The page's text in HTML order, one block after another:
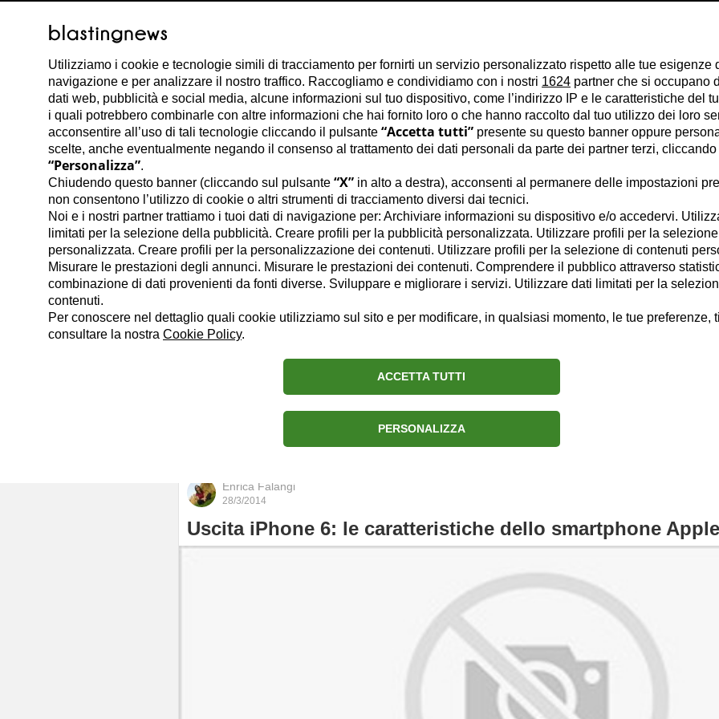
Enrica Falangi
Enrica Falangi
28/3/2014
Uscita iPhone 6: le caratteristiche dello smartphone Apple
Utilizziamo i cookie e tecnologie simili di tracciamento per fornirti un servizio personalizzato rispetto alle tue esigenze
navigazione e per analizzare il nostro traffico. Raccogliamo e condividiamo con i nostri 1624 partner che si occupano
dati web, pubblicità e social media, alcune informazioni sul tuo dispositivo, come l’indirizzo IP e le caratteristiche del
i quali potrebbero combinarle con altre informazioni che hai fornito loro o che hanno raccolto dal tuo utilizzo dei loro
acconsentire all’uso di tali tecnologie cliccando il pulsante “Accetta tutti” presente su questo banner oppure
scelte, anche eventualmente negando il consenso al trattamento dei dati personali da parte dei partner terzi,
“Personalizza”.
Chiudendo questo banner (cliccando sul pulsante “X” in alto a destra), acconsenti al permanere delle impostazioni
non consentono l’utilizzo di cookie o altri strumenti di tracciamento diversi dai tecnici.
Noi e i nostri partner trattiamo i tuoi dati di navigazione per: Archiviare informazioni su dispositivo e/o accedervi.
limitati per la selezione della pubblicità. Creare profili per la pubblicità personalizzata. Utilizzare profili per la
personalizzata. Creare profili per la personalizzazione dei contenuti. Utilizzare profili per la selezione di contenuti
Misurare le prestazioni degli annunci. Misurare le prestazioni dei contenuti. Comprendere il pubblico attraverso
combinazione di dati provenienti da fonti diverse. Sviluppare e migliorare i servizi. Utilizzare dati limitati per la
contenuti.
Per conoscere nel dettaglio quali cookie utilizziamo sul sito e per modificare, in qualsiasi momento, le tue preferenze,
consultare la nostra Cookie Policy.
ACCETTA TUTTI
PERSONALIZZA